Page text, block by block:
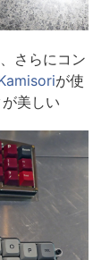
さらにコン
が使
美しい